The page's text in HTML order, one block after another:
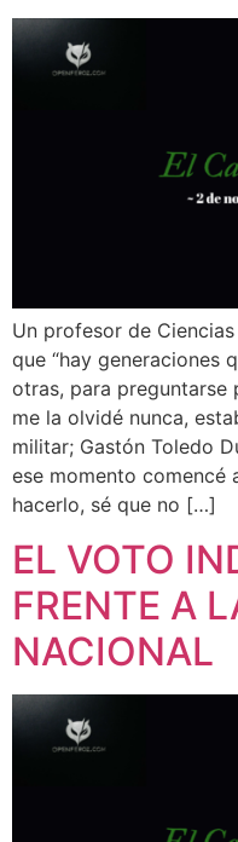
Un profesor de
que “hay generaciones
otras, para preguntarse
me la olvidé nunca,
militar; Gastón Toledo
ese momento comencé
hacerlo, sé que no […]
EL VOTO
FRENTE A
NACIONAL